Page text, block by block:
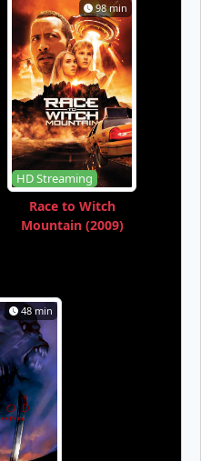
98 min
HD Streaming
Race to Witch
Mountain (2009)
48 min